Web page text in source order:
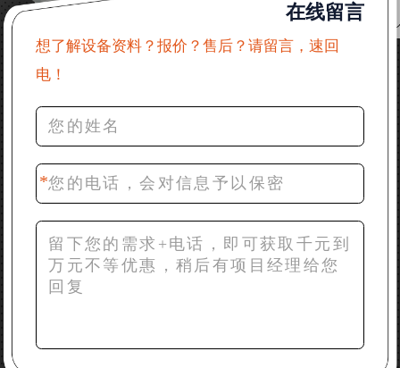
31分钟前 吴先生：成套石头破碎设备有吗？给个详细
产品资料
36分钟前 罗先生：每小时100吨左右的鄂破和反击破，
42分钟前 梁先生：膨润土磨到200目，用什么磨粉设
备？
在线留言
想了解设备资料？报价？售后？请留言，速回
电！